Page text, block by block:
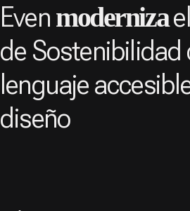
Even moderniza
de Sostenibilidad
lenguaje
diseño